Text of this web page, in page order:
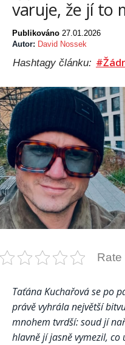
varuje, že jí to
Publikováno 27.01.2026
Autor: David Nossek
Hashtagy článku:
Rate
Taťána Kuchařová se po
právě vyhrála největší
mnohem tvrdší: soud jí
hlavně jí jasně vymezil,